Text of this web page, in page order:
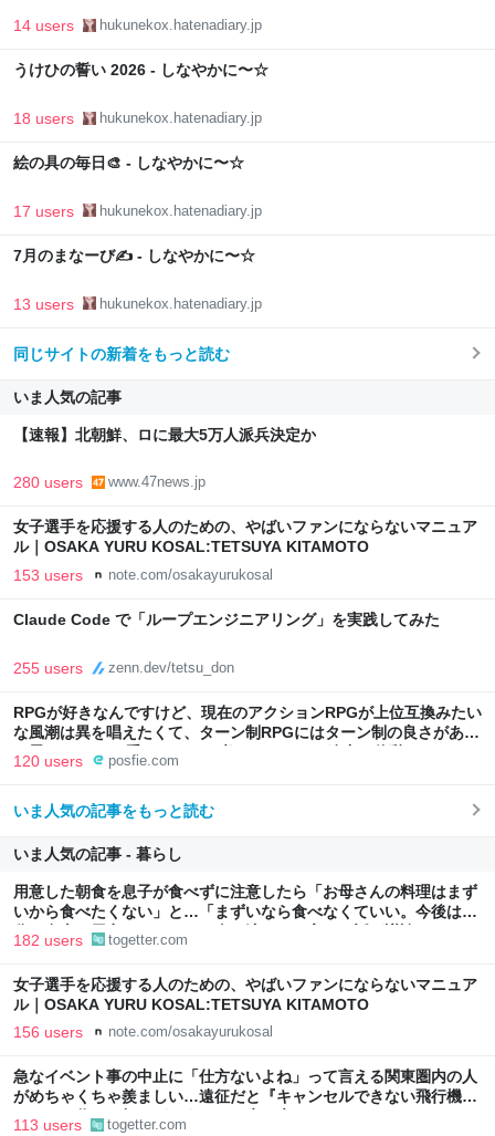
14 users hukunekox.hatenadiary.jp
うけひの誓い 2026 - しなやかに〜☆
18 users hukunekox.hatenadiary.jp
絵の具の毎日🎨 - しなやかに〜☆
17 users hukunekox.hatenadiary.jp
7月のまなーび✍️ - しなやかに〜☆
13 users hukunekox.hatenadiary.jp
同じサイトの新着をもっと読む
いま人気の記事
【速報】北朝鮮、ロに最大5万人派兵決定か
280 users www.47news.jp
女子選手を応援する人のための、やばいファンにならないマニュア
ル｜OSAKA YURU KOSAL:TETSUYA KITAMOTO
153 users note.com/osakayurukosal
Claude Code で「ループエンジニアリング」を実践してみた
255 users zenn.dev/tetsu_don
RPGが好きなんですけど、現在のアクションRPGが上位互換みたい
な風潮は異を唱えたくて、ターン制RPGにはターン制の良さがある
と思ってます 一手をじっくり考えられたり、途中で休憩したりでき
るのがターン制の良さじゃないですか もっとターン制を煮詰めて欲
(´・ω・｀)」
120 users posfie.com
いま人気の記事をもっと読む
いま人気の記事 - 暮らし
用意した朝食を息子が食べずに注意したら「お母さんの料理はまず
いから食べたくない」と…「まずいなら食べなくていい。今後は自
分で食事を用意しなさい。お金は渡す」と言った話が議論に
182 users togetter.com
女子選手を応援する人のための、やばいファンにならないマニュア
ル｜OSAKA YURU KOSAL:TETSUYA KITAMOTO
156 users note.com/osakayurukosal
急なイベント事の中止に「仕方ないよね」って言える関東圏内の人
がめちゃくちゃ羨ましい…遠征だと『キャンセルできない飛行機代
とホテル代』の怒りがどうしても先に来る
113 users togetter.com